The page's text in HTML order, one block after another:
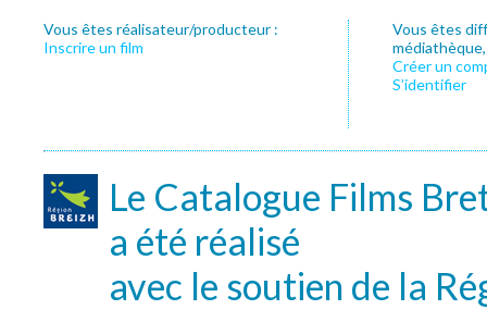
Vous êtes réalisateur/producteur :
Inscrire un film
Vous êtes
Créer un
S’identifier
Le Catalogue Films
a été réalisé
avec le soutien de la